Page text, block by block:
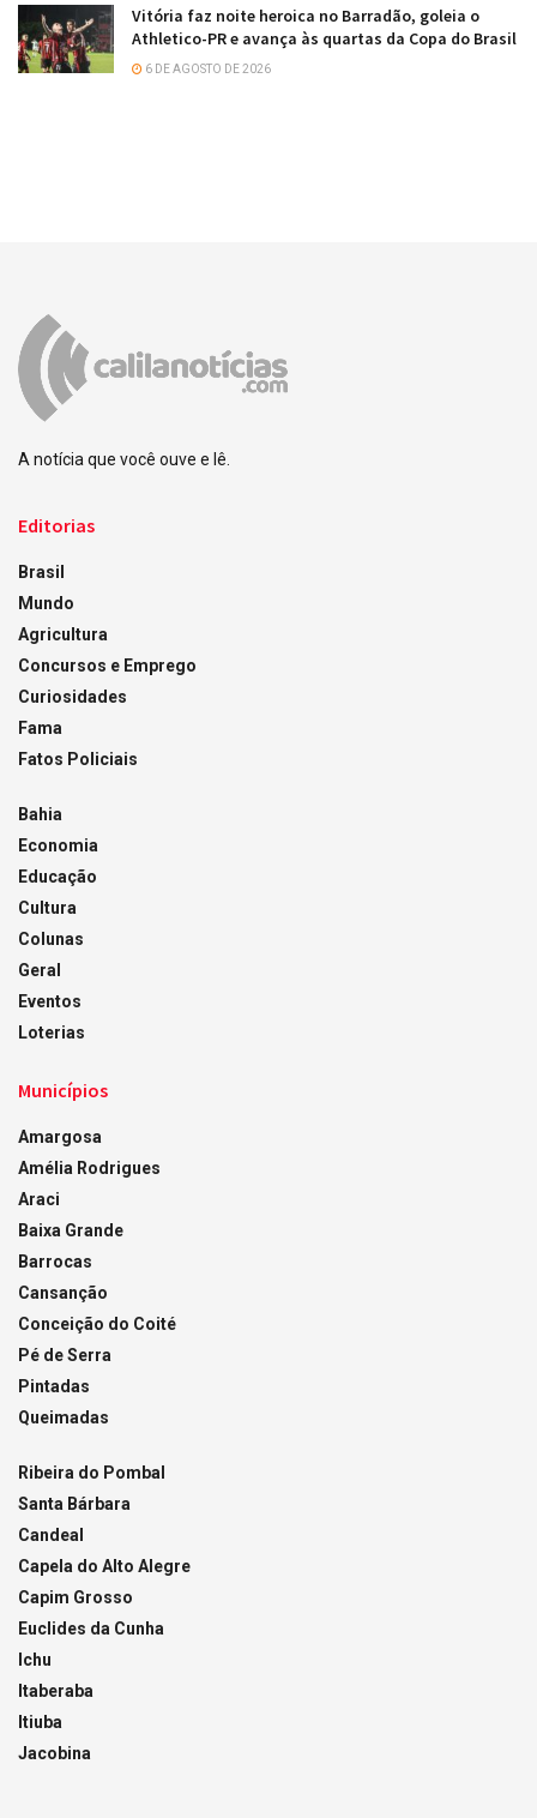
Vitória faz noite heroica no Barradão, goleia o
Athletico-PR e avança às quartas da Copa do Brasil
6 DE AGOSTO DE 2026
A notícia que você ouve e lê.
Editorias
Brasil
Mundo
Agricultura
Concursos e Emprego
Curiosidades
Fama
Fatos Policiais
Bahia
Economia
Educação
Cultura
Colunas
Geral
Eventos
Loterias
Municípios
Amargosa
Amélia Rodrigues
Araci
Baixa Grande
Barrocas
Cansanção
Conceição do Coité
Pé de Serra
Pintadas
Queimadas
Ribeira do Pombal
Santa Bárbara
Candeal
Capela do Alto Alegre
Capim Grosso
Euclides da Cunha
Ichu
Itaberaba
Itiuba
Jacobina